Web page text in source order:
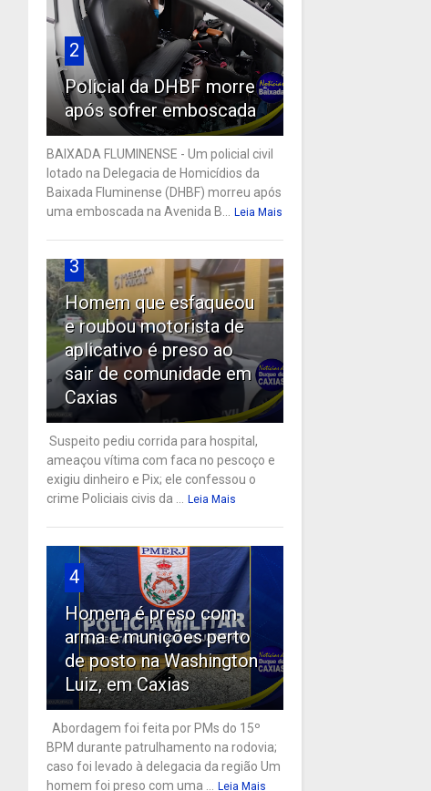
2
Policial da DHBF morre
após sofrer emboscada
BAIXADA FLUMINENSE - Um policial civil
lotado na Delegacia de Homicídios da
Baixada Fluminense (DHBF) morreu após
uma emboscada na Avenida B...
Leia Mais
3
Homem que esfaqueou
e roubou motorista de
aplicativo é preso ao
sair de comunidade em
Caxias
Suspeito pediu corrida para hospital,
ameaçou vítima com faca no pescoço e
exigiu dinheiro e Pix; ele confessou o
crime Policiais civis da ...
Leia Mais
4
Homem é preso com
arma e munições perto
de posto na Washington
Luiz, em Caxias
Abordagem foi feita por PMs do 15º
BPM durante patrulhamento na rodovia;
caso foi levado à delegacia da região Um
homem foi preso com uma ...
Leia Mais